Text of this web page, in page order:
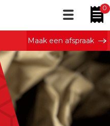
0
Maak een afspraak